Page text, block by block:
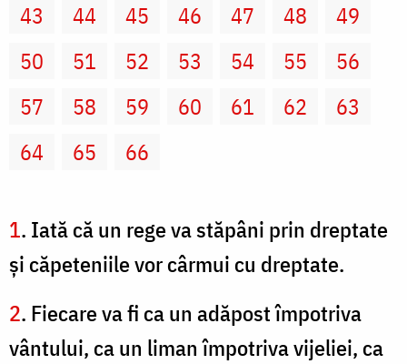
43
44 45 46 47 48
49
50
51 52 53 54 55
56
57
58 59 60 61 62
63
64
65 66
1. Iată că un rege va stăpâni prin dreptate
şi căpeteniile vor cârmui cu dreptate.
2. Fiecare va fi ca un adăpost împotriva
vântului, ca un liman împotriva vijeliei, ca